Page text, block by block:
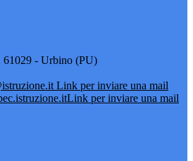
- Urbino (PU)
Link per inviare una mail
Link per inviare una mail